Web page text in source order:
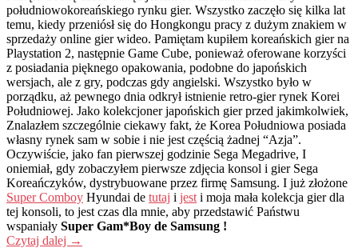
południowokoreańskiego rynku gier. Wszystko zaczęło się kilka lat
temu, kiedy przeniósł się do Hongkongu pracy z dużym znakiem w
sprzedaży online gier wideo. Pamiętam kupiłem koreańskich gier na
Playstation 2, następnie Game Cube, ponieważ oferowane korzyści
z posiadania pięknego opakowania, podobne do japońskich
wersjach, ale z gry, podczas gdy angielski. Wszystko było w
porządku, aż pewnego dnia odkrył istnienie retro-gier rynek Korei
Południowej. Jako kolekcjoner japońskich gier przed jakimkolwiek,
Znalazłem szczególnie ciekawy fakt, że Korea Południowa posiada
własny rynek sam w sobie i nie jest częścią żadnej “Azja”.
Oczywiście, jako fan pierwszej godzinie Sega Megadrive, I
oniemiał, gdy zobaczyłem pierwsze zdjęcia konsol i gier Sega
Koreańczyków, dystrybuowane przez firmę Samsung. I już złożone
Super Comboy Hyundai de tutaj i jesti moja mała kolekcja gier dla
tej konsoli, to jest czas dla mnie, aby przedstawić Państwu
wspaniały Super Gam*Boy de Samsung !
Czytaj dalej →